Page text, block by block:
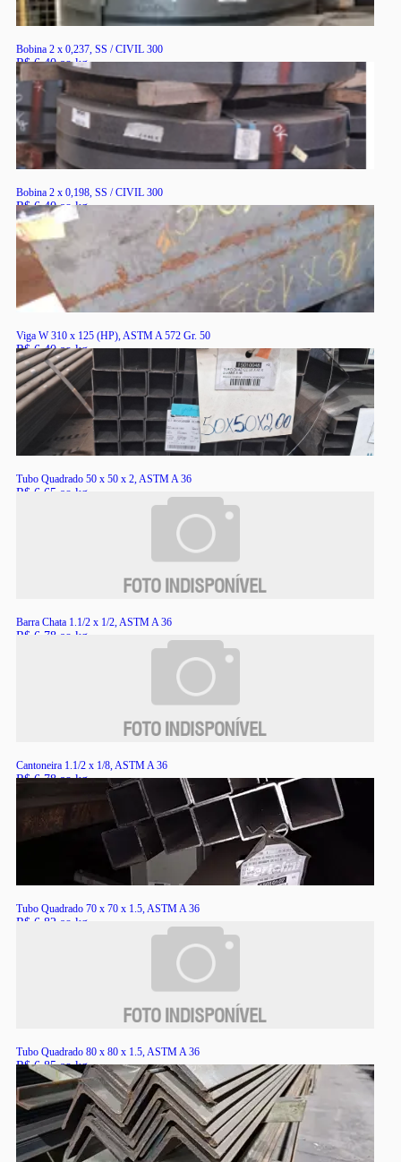
Bobina 2 x 0,237, SS / CIVIL 300
R$ 6,40 ao kg
RS
Bobina 2 x 0,198, SS / CIVIL 300
R$ 6,40 ao kg
RS
Viga W 310 x 125 (HP), ASTM A 572 Gr. 50
R$ 6,40 ao kg
RS
Tubo Quadrado 50 x 50 x 2, ASTM A 36
R$ 6,65 ao kg
Barra Chata 1.1/2 x 1/2, ASTM A 36
R$ 6,78 ao kg
Cantoneira 1.1/2 x 1/8, ASTM A 36
R$ 6,78 ao kg
Tubo Quadrado 70 x 70 x 1.5, ASTM A 36
R$ 6,82 ao kg
Tubo Quadrado 80 x 80 x 1.5, ASTM A 36
R$ 6,85 ao kg